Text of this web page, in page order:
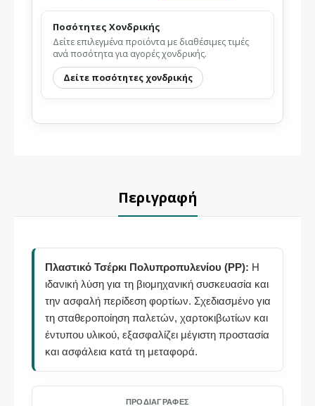
Ποσότητες Χονδρικής
Δείτε επιλεγμένα προϊόντα με διαθέσιμες τιμές
ανά ποσότητα για αγορές χονδρικής.
Δείτε ποσότητες χονδρικής
Περιγραφή
Πλαστικό Τσέρκι Πολυπροπυλενίου (PP): Η
ιδανική λύση για τη βιομηχανική συσκευασία και
την ασφαλή περίδεση φορτίων. Σχεδιασμένο για
τη σταθεροποίηση παλετών, χαρτοκιβωτίων και
έντυπου υλικού, εξασφαλίζει μέγιστη προστασία
και ασφάλεια κατά τη μεταφορά.
ΠΡΟΔΙΑΓΡΑΦΈΣ